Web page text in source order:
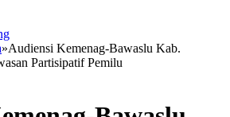
»Audiensi Kemenag-Bawaslu Kab.
Partisipatif Pemilu